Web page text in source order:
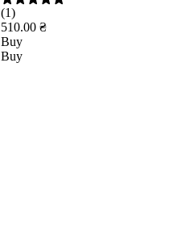
(1)
510.00 ₴
Buy
Buy